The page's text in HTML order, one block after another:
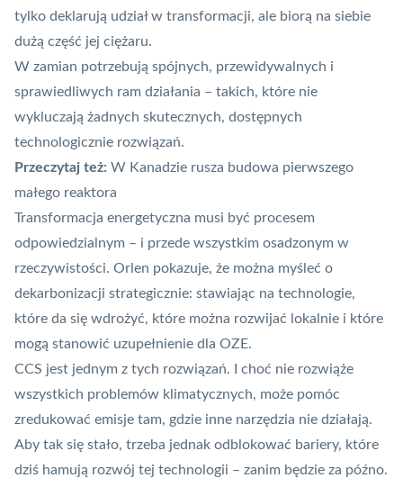
tylko deklarują udział w transformacji, ale biorą na siebie
dużą część jej ciężaru.
W zamian potrzebują spójnych, przewidywalnych i
sprawiedliwych ram działania – takich, które nie
wykluczają żadnych skutecznych, dostępnych
technologicznie rozwiązań.
Przeczytaj też: W Kanadzie rusza budowa pierwszego
małego reaktora
Transformacja energetyczna musi być procesem
odpowiedzialnym – i przede wszystkim osadzonym w
rzeczywistości. Orlen pokazuje, że można myśleć o
dekarbonizacji strategicznie: stawiając na technologie,
które da się wdrożyć, które można rozwijać lokalnie i które
mogą stanowić uzupełnienie dla OZE.
CCS jest jednym z tych rozwiązań. I choć nie rozwiąże
wszystkich problemów klimatycznych, może pomóc
zredukować emisje tam, gdzie inne narzędzia nie działają.
Aby tak się stało, trzeba jednak odblokować bariery, które
dziś hamują rozwój tej technologii – zanim będzie za późno.